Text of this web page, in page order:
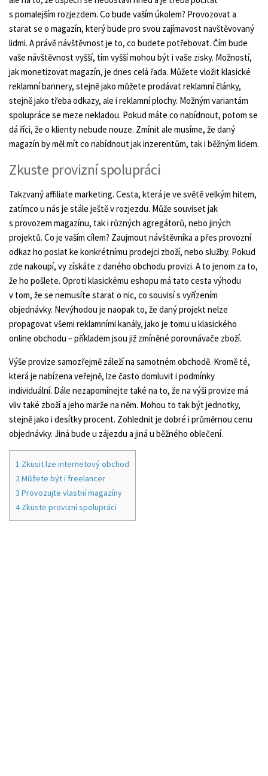
s pomalejším rozjezdem. Co bude vaším úkolem? Provozovat a
starat se o magazín, který bude pro svou zajímavost navštěvovaný
lidmi. A právě návštěvnost je to, co budete potřebovat. Čím bude
vaše návštěvnost vyšší, tím vyšší mohou být i vaše zisky. Možností,
jak monetizovat magazín, je dnes celá řada. Můžete vložit klasické
reklamní bannery, stejně jako můžete prodávat reklamní články,
stejně jako třeba odkazy, ale i reklamní plochy. Možným variantám
spolupráce se meze nekladou. Pokud máte co nabídnout, potom se
dá říci, že o klienty nebude nouze. Zmínit ale musíme, že daný
magazín by měl mít co nabídnout jak inzerentům, tak i běžným lidem.
Zkuste provizní spolupráci
Takzvaný affiliate marketing. Cesta, která je ve světě velkým hitem,
zatímco u nás je stále ještě v rozjezdu. Může souviset jak
s provozem magazínu, tak i různých agregátorů, nebo jiných
projektů. Co je vaším cílem? Zaujmout návštěvníka a přes provozní
odkaz ho poslat ke konkrétnímu prodejci zboží, nebo služby. Pokud
zde nakoupí, vy získáte z daného obchodu provizi. A to jenom za to,
že ho pošlete. Oproti klasickému eshopu má tato cesta výhodu
v tom, že se nemusíte starat o nic, co souvisí s vyřízením
objednávky. Nevýhodou je naopak to, že daný projekt nelze
propagovat všemi reklamními kanály, jako je tomu u klasického
online obchodu – příkladem jsou již zmíněné porovnávače zboží.
Výše provize samozřejmě záleží na samotném obchodě. Kromě té,
která je nabízena veřejně, lze často domluvit i podmínky
individuální. Dále nezapomínejte také na to, že na výši provize má
vliv také zboží a jeho marže na něm. Mohou to tak být jednotky,
stejně jako i desítky procent. Zohlednit je dobré i průměrnou cenu
objednávky. Jiná bude u zájezdu a jiná u běžného oblečení.
1 Zkusit lze internetový obchod
2Můžete být i freelancer
3 Provozujte vlastní magazíny
4Zkuste provizní spolupráci